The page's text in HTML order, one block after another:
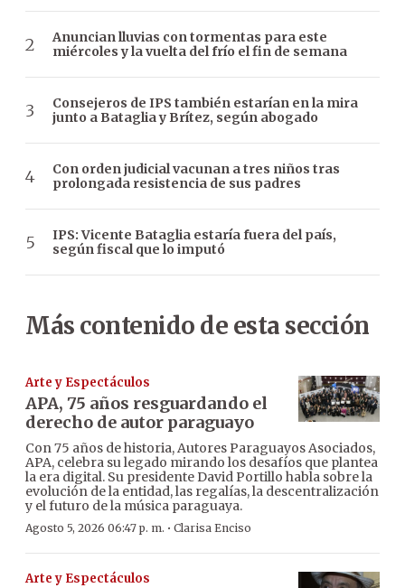
Anuncian lluvias con tormentas para este
miércoles y la vuelta del frío el fin de semana
Consejeros de IPS también estarían en la mira
junto a Bataglia y Brítez, según abogado
Con orden judicial vacunan a tres niños tras
prolongada resistencia de sus padres
IPS: Vicente Bataglia estaría fuera del país,
según fiscal que lo imputó
Más contenido de esta sección
Arte y Espectáculos
APA, 75 años resguardando el
derecho de autor paraguayo
Con 75 años de historia, Autores Paraguayos Asociados,
APA, celebra su legado mirando los desafíos que plantea
la era digital. Su presidente David Portillo habla sobre la
evolución de la entidad, las regalías, la descentralización
y el futuro de la música paraguaya.
Agosto 5, 2026 06:47 p. m. · Clarisa Enciso
Arte y Espectáculos